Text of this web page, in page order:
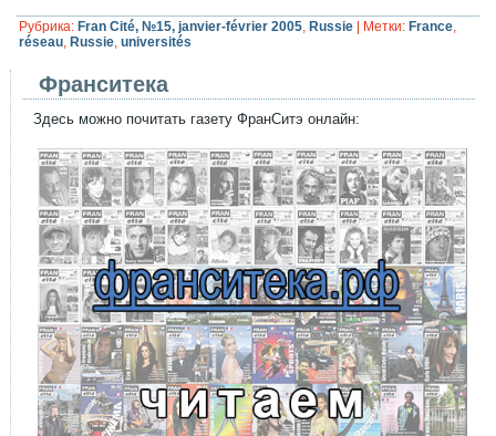
Рубрика: Fran Cité, №15, janvier-février 2005, Russie Метки: France,
réseau, Russie,universités
Франситека
Здесь можно почитать газету ФранСитэ онлайн: